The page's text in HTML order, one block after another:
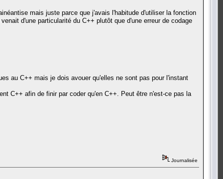
mais juste parce que j'avais l'habitude d'utiliser la fonction
d'une particularité du C++ plutôt que d'une erreur de codage
au C++ mais je dois avouer qu'elles ne sont pas pour l'instant
C++ afin de finir par coder qu'en C++. Peut être n'est-ce pas la
Journalisée